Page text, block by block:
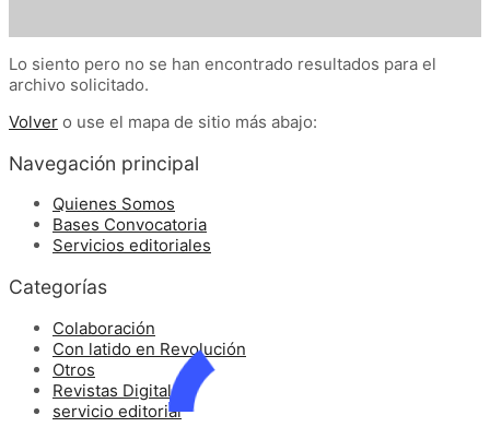
Lo siento pero no se han encontrado resultados para el
archivo solicitado.
Volver o use el mapa de sitio más abajo:
Navegación principal
Quienes Somos
Bases Convocatoria
Servicios editoriales
Categorías
Colaboración
Con latido en Revolución
Otros
Revistas Digitales
servicio editorial